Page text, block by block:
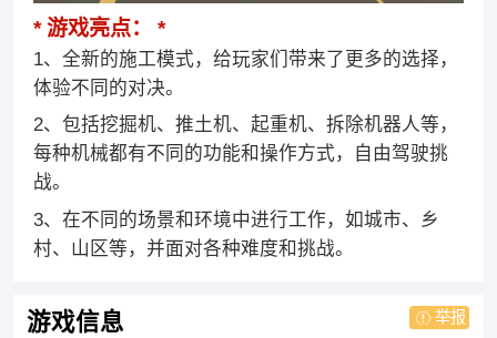
游戏亮点：
1、全新的施工模式，给玩家们带来了更多的选择，
体验不同的对决。
2、包括挖掘机、推土机、起重机、拆除机器人等，
每种机械都有不同的功能和操作方式，自由驾驶挑
战。
3、在不同的场景和环境中进行工作，如城市、乡
村、山区等，并面对各种难度和挑战。
游戏信息 举报